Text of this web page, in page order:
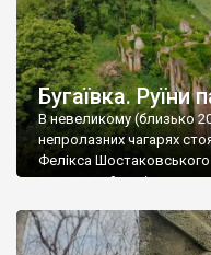
Бугаївка.
В невеликому (близько
непролазних чагарях
Фелікса
радянський період у
століття тут розмістили
палацу виїхала лікарня